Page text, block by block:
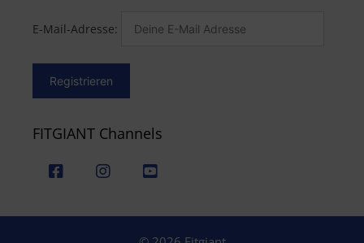
E-Mail-Adresse:
FITGIANT Channels